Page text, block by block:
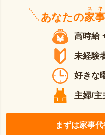
あなたの家
ス
高時給
未経験
好きな
主婦/主
まずは家事